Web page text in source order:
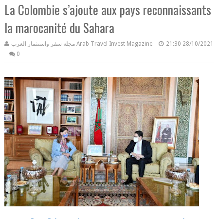
La Colombie s’ajoute aux pays reconnaissants
la marocanité du Sahara
مجلة سفر واستثمار العرب Arab Travel Invest Magazine 21:30 28/10/2021
0